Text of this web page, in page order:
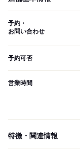
予約・
お問い合わせ
予約可否
営業時間
特徴・関連情報